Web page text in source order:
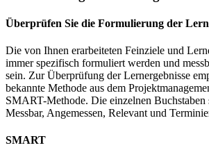
Überprüfen Sie die Formulierung der
Die von Ihnen erarbeiteten Feinziele und
immer spezifisch formuliert werden und
sein. Zur Überprüfung der Lernergebnisse
bekannte Methode aus dem
SMART-Methode. Die einzelnen Buchstaben
Messbar, Angemessen, Relevant und
SMART